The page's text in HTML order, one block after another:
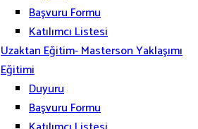
Başvuru Formu
Katılımcı Listesi
Uzaktan Eğitim- Masterson Yaklaşımı
Eğitimi
Duyuru
Başvuru Formu